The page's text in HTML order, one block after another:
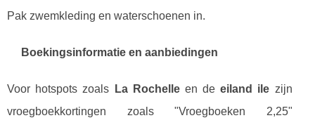
Pak zwemkleding en waterschoenen in.
Boekingsinformatie en aanbiedingen
Voor hotspots zoals La Rochelleen deeiland ile zijn
vroegboekkortingen zoals "Vroegboeken 2,25"